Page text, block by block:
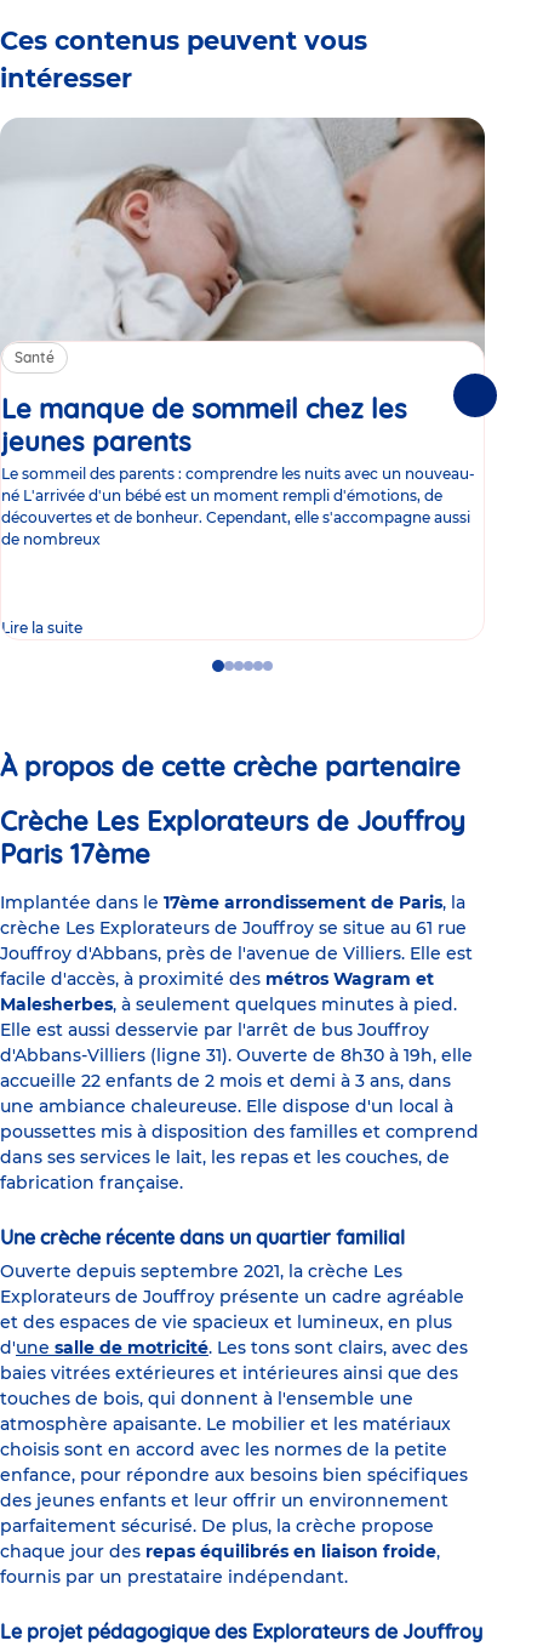
Ces contenus peuvent vous
intéresser
Santé
Le manque de sommeil chez les
jeunes parents
Le sommeil des parents : comprendre les nuits avec un nouveau-
né L'arrivée d'un bébé est un moment rempli d'émotions, de
découvertes et de bonheur. Cependant, elle s'accompagne aussi
de nombreux
Lire la suite
GoGoGoGo
GoGo
À propos de cette crèche partenaire
Crèche Les Explorateurs de Jouffroy
Paris 17ème
Implantée dans le 17ème arrondissement de Paris, la
crèche Les Explorateurs de Jouffroy se situe au 61 rue
Jouffroy d'Abbans, près de l'avenue de Villiers. Elle est
facile d'accès, à proximité des métros Wagram et
Malesherbes, à seulement quelques minutes à pied.
Elle est aussi desservie par l'arrêt de bus Jouffroy
d'Abbans-Villiers (ligne 31). Ouverte de 8h30 à 19h, elle
accueille 22 enfants de 2 mois et demi à 3 ans, dans
une ambiance chaleureuse. Elle dispose d'un local à
poussettes mis à disposition des familles et comprend
dans ses services le lait, les repas et les couches, de
fabrication française.
Une crèche récente dans un quartier familial
Ouverte depuis septembre 2021, la crèche Les
Explorateurs de Jouffroy présente un cadre agréable
et des espaces de vie spacieux et lumineux, en plus
d'une salle de motricité. Les tons sont clairs, avec des
baies vitrées extérieures et intérieures ainsi que des
touches de bois, qui donnent à l'ensemble une
atmosphère apaisante. Le mobilier et les matériaux
choisis sont en accord avec les normes de la petite
enfance, pour répondre aux besoins bien spécifiques
des jeunes enfants et leur offrir un environnement
parfaitement sécurisé. De plus, la crèche propose
chaque jour des repas équilibrés en liaison froide,
fournis par un prestataire indépendant.
Le projet pédagogique des Explorateurs de Jouffroy